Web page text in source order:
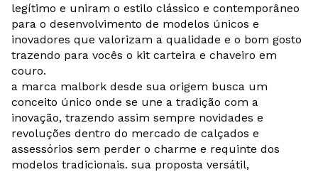
legítimo e uniram o estilo clássico e contemporâneo
para o desenvolvimento de modelos únicos e
inovadores que valorizam a qualidade e o bom gosto
trazendo para vocês o kit carteira e chaveiro em
couro.
a marca malbork desde sua origem busca um
conceito único onde se une a tradição com a
inovação, trazendo assim sempre novidades e
revoluções dentro do mercado de calçados e
assessórios sem perder o charme e requinte dos
modelos tradicionais. sua proposta versátil,